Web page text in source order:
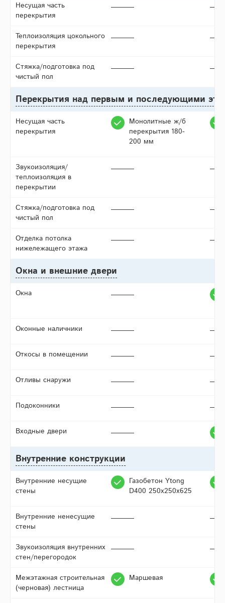
Несущая часть
перекрытия
Теплоизоляция цокольного
перекрытия
Стяжка/подготовка под
чистый пол
Перекрытия над первым и последующими
Несущая часть
перекрытия
Монолитные ж/б
перекрытия 180-
200 мм
Звукоизоляция/
теплоизоляция в
перекрытии
Стяжка/подготовка под
чистый пол
Отделка потолка
нижележащего этажа
Окна и внешние двери
Окна
Оконные наличники
Откосы в помещении
Отливы снаружи
Подоконники
Входные двери
Внутренние конструкции
Внутренние несущие
стены
Газобетон Ytong
D400 250х250х625
Внутренние ненесущие
стены
Звукоизоляция внутренних
стен/перегородок
Межэтажная строительная
(черновая) лестница
Маршевая